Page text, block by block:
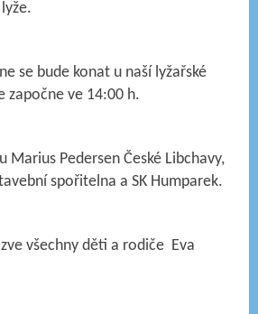
se bude konat u naší lyžařské
započne ve 14:00 h.
Marius Pedersen České Libchavy,
spořitelna a SK Humparek.
všechny děti a rodiče Eva